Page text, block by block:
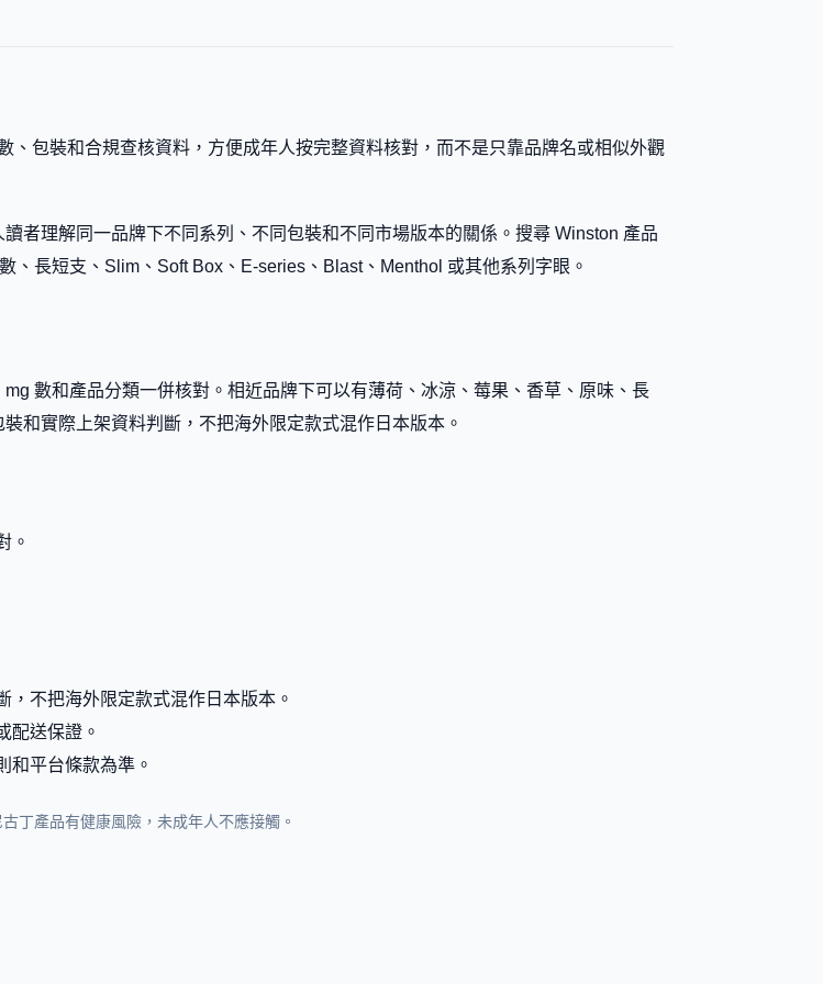
包裝和合規查核資料，方便成年人按完整資料核對，而不是只靠品牌名或相似外觀
者理解同一品牌下不同系列、不同包裝和不同市場版本的關係。搜尋 Winston 產品
、長短支、Slim、Soft Box、E-series、Blast、Menthol 或其他系列字眼。
數和產品分類一併核對。相近品牌下可以有薄荷、冰涼、莓果、香草、原味、長
和實際上架資料判斷，不把海外限定款式混作日本版本。
。
不把海外限定款式混作日本版本。
配送保證。
和平台條款為準。
丁產品有健康風險，未成年人不應接觸。